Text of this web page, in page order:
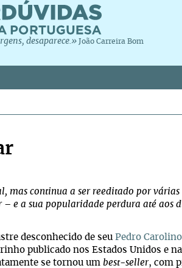
desaparece.» João Carreira Bom
mas continua a ser reeditado por
e a sua popularidade perdura até aos
desconhecido de seu Pedro Carolino
publicado nos Estados Unidos e
se tornou um best-seller, com